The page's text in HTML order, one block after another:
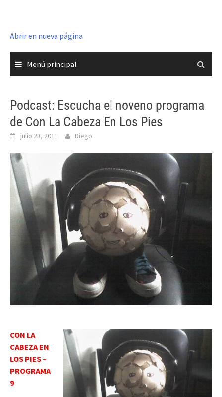
Abrir en nueva página
Menú principal
Podcast: Escucha el noveno programa
de Con La Cabeza En Los Pies
julio 23, 2011 Diego
CON LA
CABEZA EN
LOS PIES –
PROGRAMA
9